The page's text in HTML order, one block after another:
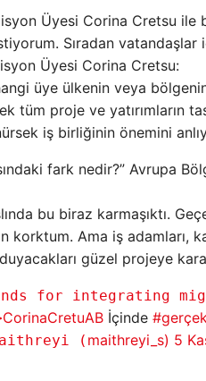
Üyesi Corina Cretsu ile
Sıradan vatandaşlar
Üyesi Corina Cretsu:
üye ülkenin veya
proje ve yatırımların
iş birliğinin önemini
fark nedir?” Avrupa
bu biraz karmaşıktı.
korktum. Ama iş adamları,
güzel projeye
for integrating
CorinaCretuAB İçinde
( maithreyi_s) 5